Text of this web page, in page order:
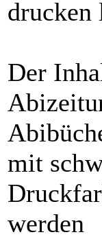
drucken
Der
mit
werden